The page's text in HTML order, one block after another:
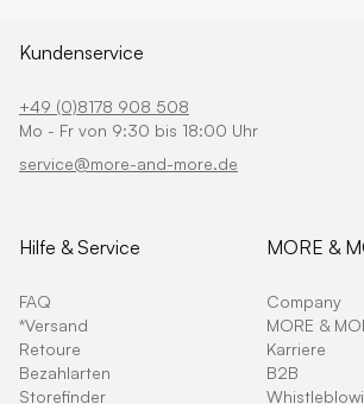
Kundenservice
+49 (0)8178 908 508
Mo - Fr von 9:30 bis 18:00 Uhr
service@more-and-more.de
Hilfe & Service
FAQ
*Versand
Retoure
Bezahlarten
Storefinder
MORE &
Company
MORE &
Karriere
B2B